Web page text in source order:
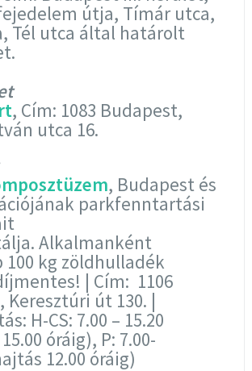
útja, Tímár utca,
Tél utca által határolt
, Cím: 1083 Budapest,
utca 16.
, Budapest és
parkfenntartási
Alkalmanként
kg zöldhulladék
| Cím: 1106
Keresztúri út 130. |
H-CS: 7.00 – 15.20
óráig), P: 7.00-
12.00 óráig)